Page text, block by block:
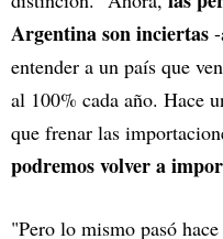
Argentina son inciertas
entender a un país que
al 100% cada año. Hace
que frenar las
podremos volver a
"Pero lo mismo pasó